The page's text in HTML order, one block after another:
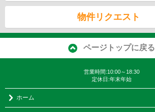
物件リクエスト
ページトップに戻る
営業時間:10:00～18:30
定休日:年末年始
ホーム